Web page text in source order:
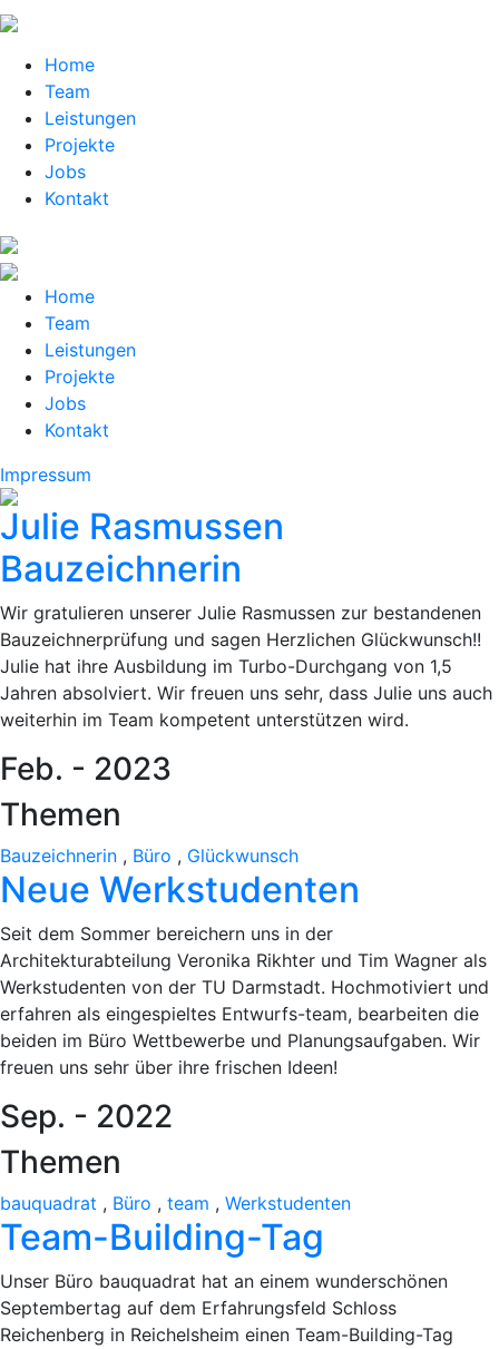
Home
Team
Leistungen
Projekte
Jobs
Kontakt
Home
Team
Leistungen
Projekte
Jobs
Kontakt
Impressum
Julie Rasmussen
Bauzeichnerin
Wir gratulieren unserer Julie Rasmussen zur bestandenen
Bauzeichnerprüfung und sagen Herzlichen Glückwunsch!!
Julie hat ihre Ausbildung im Turbo-Durchgang von 1,5
Jahren absolviert. Wir freuen uns sehr, dass Julie uns auch
weiterhin im Team kompetent unterstützen wird.
Feb. - 2023
Themen
Bauzeichnerin , Büro , Glückwunsch
Neue Werkstudenten
Seit dem Sommer bereichern uns in der
Architekturabteilung Veronika Rikhter und Tim Wagner als
Werkstudenten von der TU Darmstadt. Hochmotiviert und
erfahren als eingespieltes Entwurfs-team, bearbeiten die
beiden im Büro Wettbewerbe und Planungsaufgaben. Wir
freuen uns sehr über ihre frischen Ideen!
Sep. - 2022
Themen
bauquadrat , Büro , team , Werkstudenten
Team-Building-Tag
Unser Büro bauquadrat hat an einem wunderschönen
Septembertag auf dem Erfahrungsfeld Schloss
Reichenberg in Reichelsheim einen Team-Building-Tag